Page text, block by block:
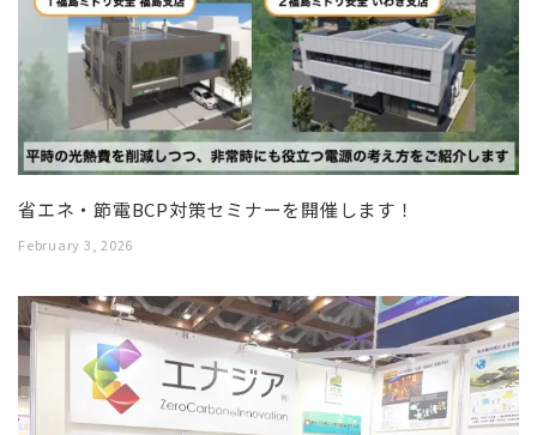
省エネ・節電BCP対策セミナーを開催します！
February 3, 2026